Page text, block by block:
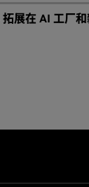
展在 AI 工厂